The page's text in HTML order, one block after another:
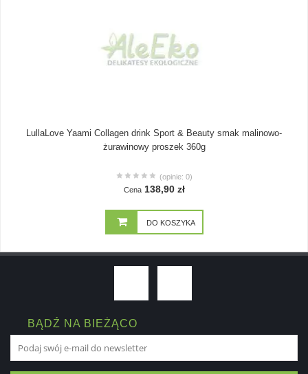
LullaLove Yaami Collagen drink Sport & Beauty smak malinowo-
żurawinowy proszek 360g
(opinie: 0)
Cena 138,90 zł
DO KOSZYKA
BĄDŹ NA BIEŻĄCO